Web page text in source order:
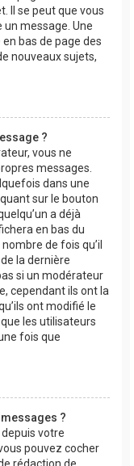
Il se peut que vous
un message. Une
bas de page des
nouveaux sujets,
?
vous ne
messages.
dans une
sur le bouton
a déjà
en bas du
de fois qu’il
la dernière
si un modérateur
cependant ils ont la
ont modifié le
les utilisateurs
fois que
?
votre
pouvez cocher